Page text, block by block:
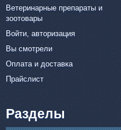
Ветеринарные препараты и
зоотовары
Войти, авторизация
Вы смотрели
Оплата и доставка
Прайслист
Разделы